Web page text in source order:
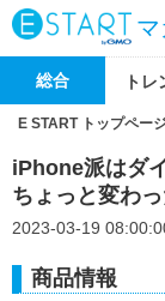
総合 トレ
E START トップペー
iPhone派はダ
ちょっと変わ
2023-03-19
商品情報